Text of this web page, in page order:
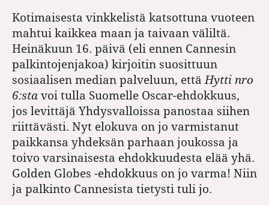
Kotimaisesta vinkkelistä katsottuna vuoteen
mahtui kaikkea maan ja taivaan väliltä.
Heinäkuun 16. päivä (eli ennen Cannesin
palkintojenjakoa) kirjoitin suosittuun
sosiaalisen median palveluun, että Hytti nro
6:sta voi tulla Suomelle Oscar-ehdokkuus,
jos levittäjä Yhdysvalloissa panostaa siihen
riittävästi. Nyt elokuva on jo varmistanut
paikkansa yhdeksän parhaan joukossa ja
toivo varsinaisesta ehdokkuudesta elää yhä.
Golden Globes -ehdokkuus on jo varma! Niin
ja palkinto Cannesista tietysti tuli jo.